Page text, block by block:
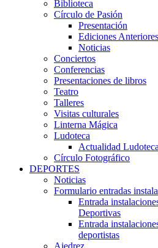
Biblioteca
Círculo de Pasión
Presentación
Ediciones Anteriores
Noticias
Conciertos
Conferencias
Presentaciones de libros
Teatro
Talleres
Visitas culturales
Linterna Mágica
Ludoteca
Actualidad Ludoteca
Círculo Fotográfico
DEPORTES
Noticias
Formulario entradas
Entrada
Deportivas
Entrada
deportistas
Ajedrez